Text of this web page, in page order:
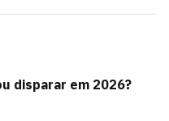
disparar em 2026?